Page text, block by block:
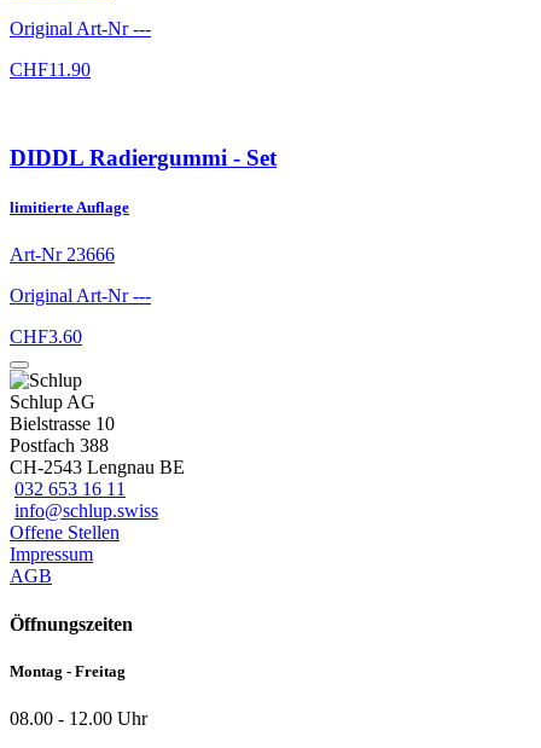
Original Art-Nr---
CHF11.90
DIDDL Radiergummi - Set
limitierte Auflage
Art-Nr23666
Original Art-Nr---
CHF3.60
Schlup AG
Bielstrasse 10
Postfach 388
CH-2543 Lengnau BE
032 653 16 11
info@schlup.swiss
Offene Stellen
Impressum
AGB
Öffnungszeiten
Montag - Freitag
08.00 - 12.00 Uhr